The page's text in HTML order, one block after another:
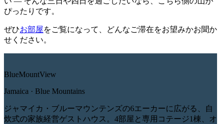
ぴったりです。
ぜひお部屋をご覧になって、どんなご滞在をお望みかお聞か
せください。
BlueMountView
Jamaica · Blue Mountains
ジャマイカ・ブルーマウンテンズの6エーカーに広がる、自
炊式の家族経営ゲストハウス。4部屋と専用コテージ1棟、オ